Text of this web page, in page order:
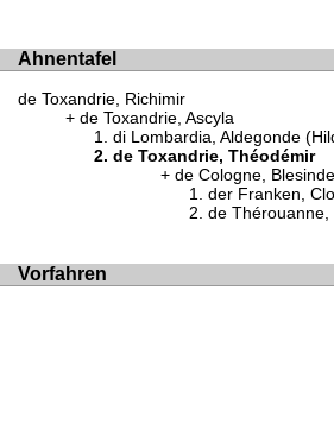
Ahnentafel
de Toxandrie, Richimir
de Toxandrie, Ascyla
di Lombardia, Aldegonde
de Toxandrie, Théodémir
de Cologne, Blesinde
der Franken,
de Thérouanne,
Vorfahren